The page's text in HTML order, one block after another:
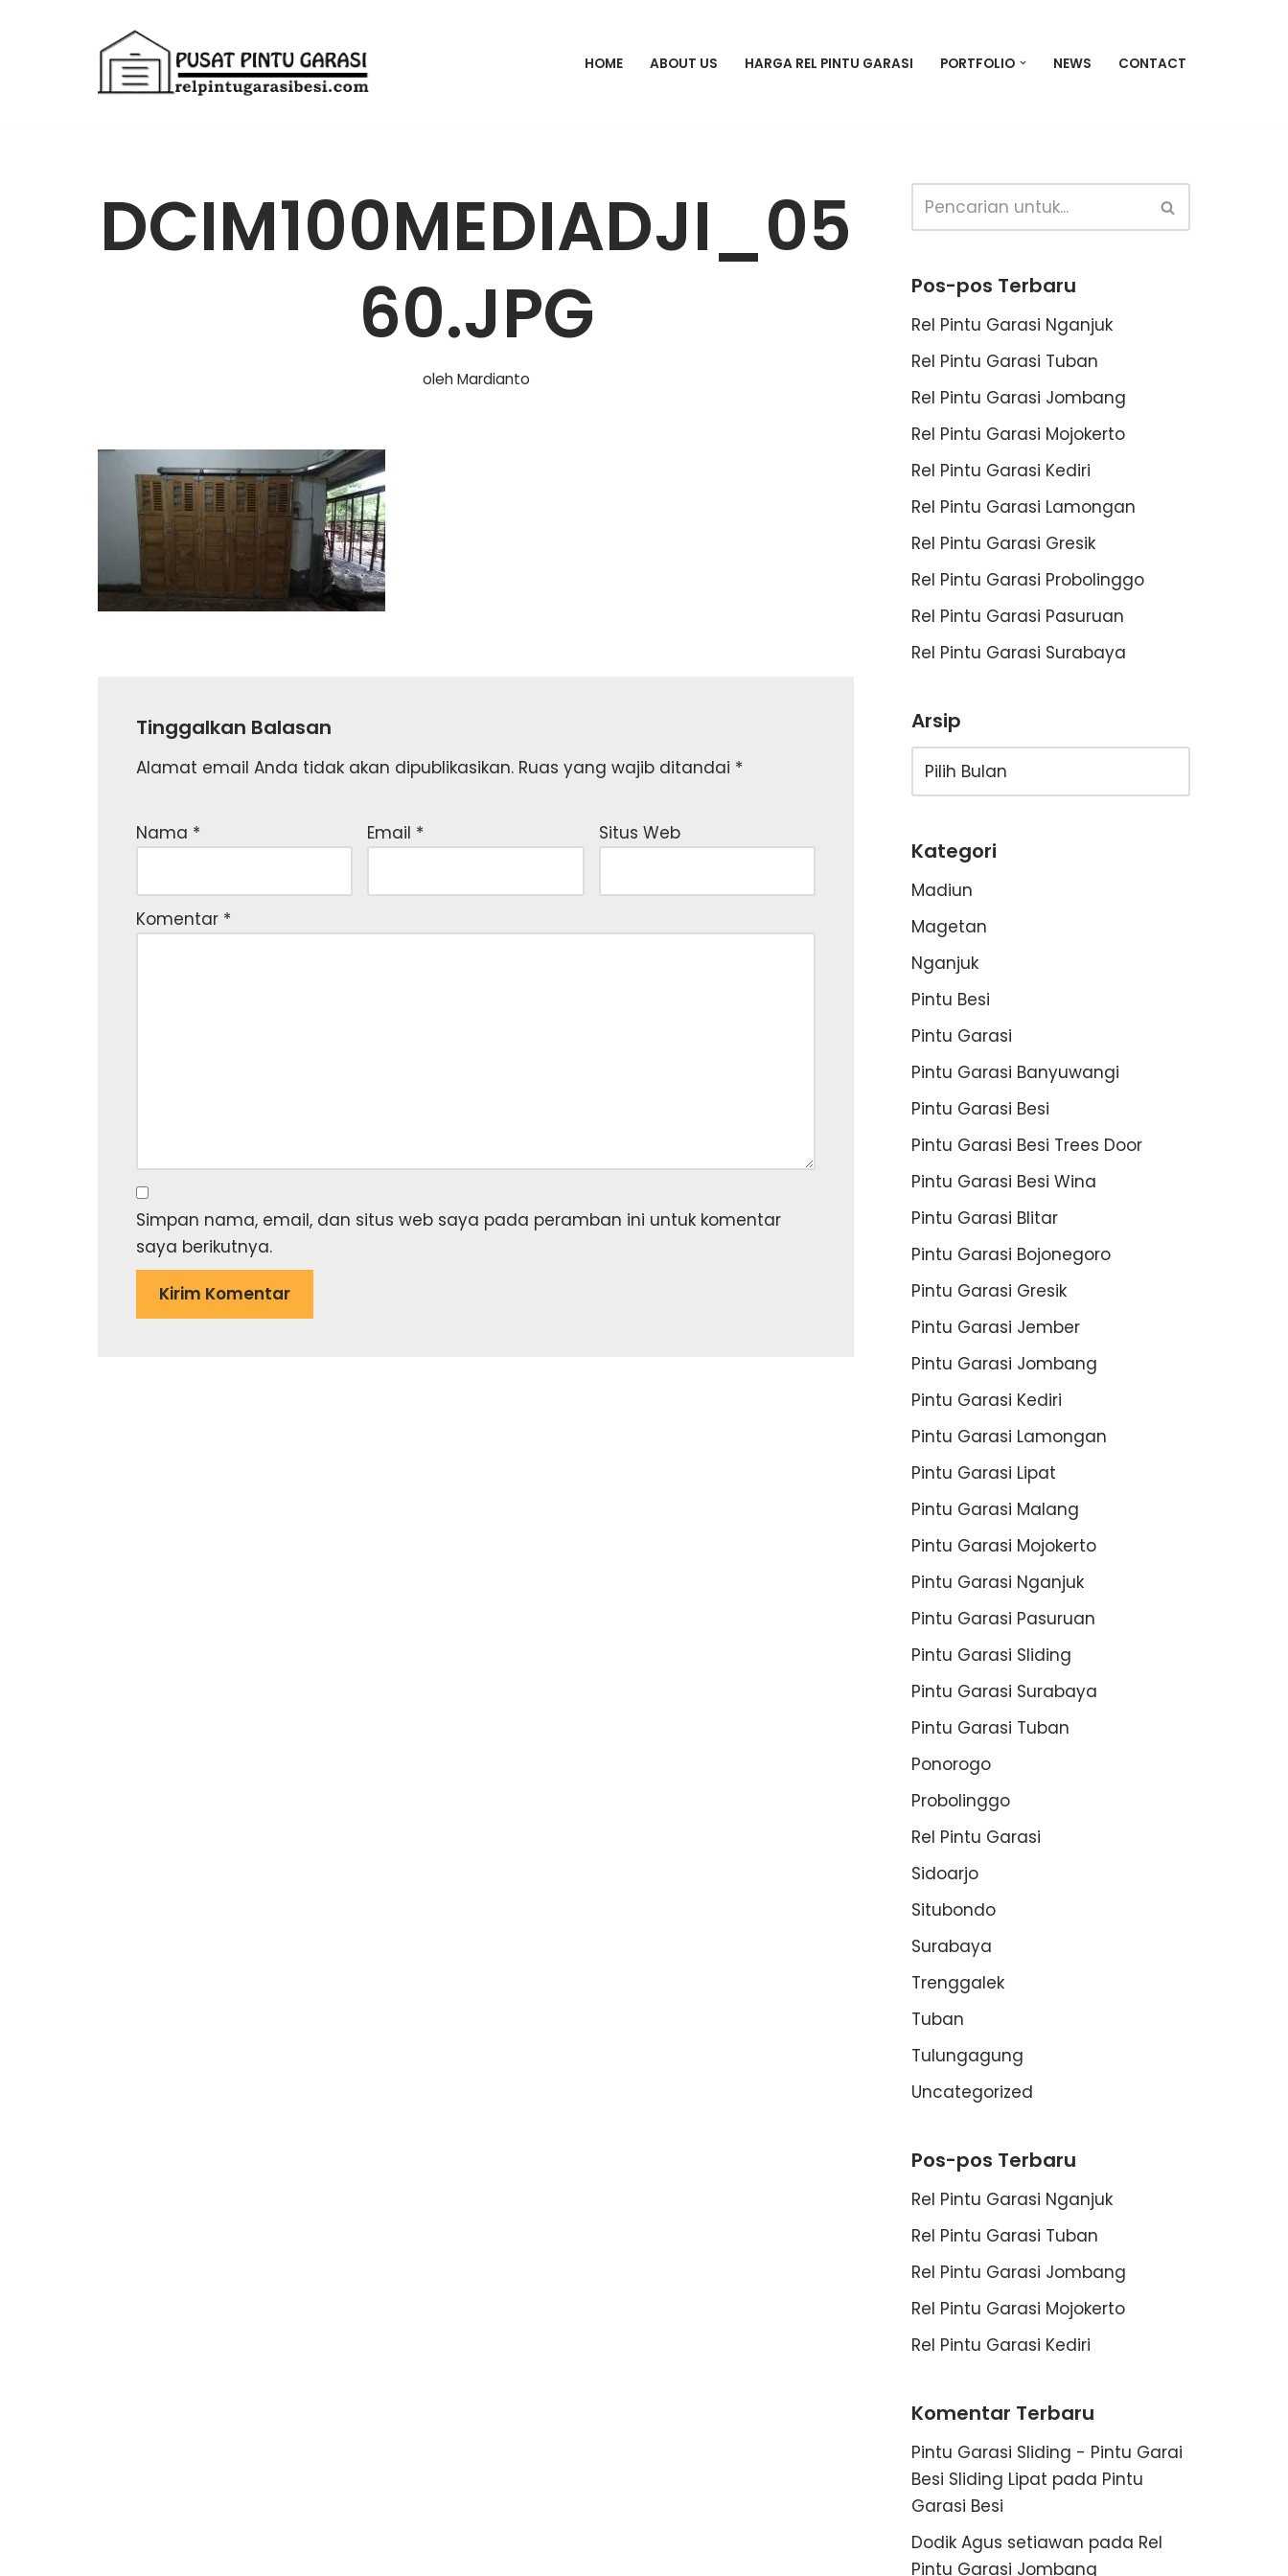
HOME ABOUT US HARGA REL PINTU GARASI PORTFOLIO NEWS CONTACT
DCIM100MEDIADJI_05
60.JPG
olehMardianto
Tinggalkan Balasan
Alamat email Anda tidak akan dipublikasikan. Ruas yang wajib ditandai *
Nama * Email * Situs Web
Komentar *
Simpan nama, email, dan situs web saya pada peramban ini untuk komentar
saya berikutnya.
Pos-pos Terbaru
Rel Pintu Garasi Nganjuk
Rel Pintu Garasi Tuban
Rel Pintu Garasi Jombang
Rel Pintu Garasi Mojokerto
Rel Pintu Garasi Kediri
Rel Pintu Garasi Lamongan
Rel Pintu Garasi Gresik
Rel Pintu Garasi Probolinggo
Rel Pintu Garasi Pasuruan
Rel Pintu Garasi Surabaya
Arsip
Kategori
Madiun
Magetan
Nganjuk
Pintu Besi
Pintu Garasi
Pintu Garasi Banyuwangi
Pintu Garasi Besi
Pintu Garasi Besi Trees Door
Pintu Garasi Besi Wina
Pintu Garasi Blitar
Pintu Garasi Bojonegoro
Pintu Garasi Gresik
Pintu Garasi Jember
Pintu Garasi Jombang
Pintu Garasi Kediri
Pintu Garasi Lamongan
Pintu Garasi Lipat
Pintu Garasi Malang
Pintu Garasi Mojokerto
Pintu Garasi Nganjuk
Pintu Garasi Pasuruan
Pintu Garasi Sliding
Pintu Garasi Surabaya
Pintu Garasi Tuban
Ponorogo
Probolinggo
Rel Pintu Garasi
Sidoarjo
Situbondo
Surabaya
Trenggalek
Tuban
Tulungagung
Uncategorized
Pos-pos Terbaru
Rel Pintu Garasi Nganjuk
Rel Pintu Garasi Tuban
Rel Pintu Garasi Jombang
Rel Pintu Garasi Mojokerto
Rel Pintu Garasi Kediri
Komentar Terbaru
Pintu Garasi Sliding - Pintu Garai
Besi Sliding Lipat pada Pintu
Garasi Besi
Dodik Agus setiawan pada Rel
Pintu Garasi Jombang